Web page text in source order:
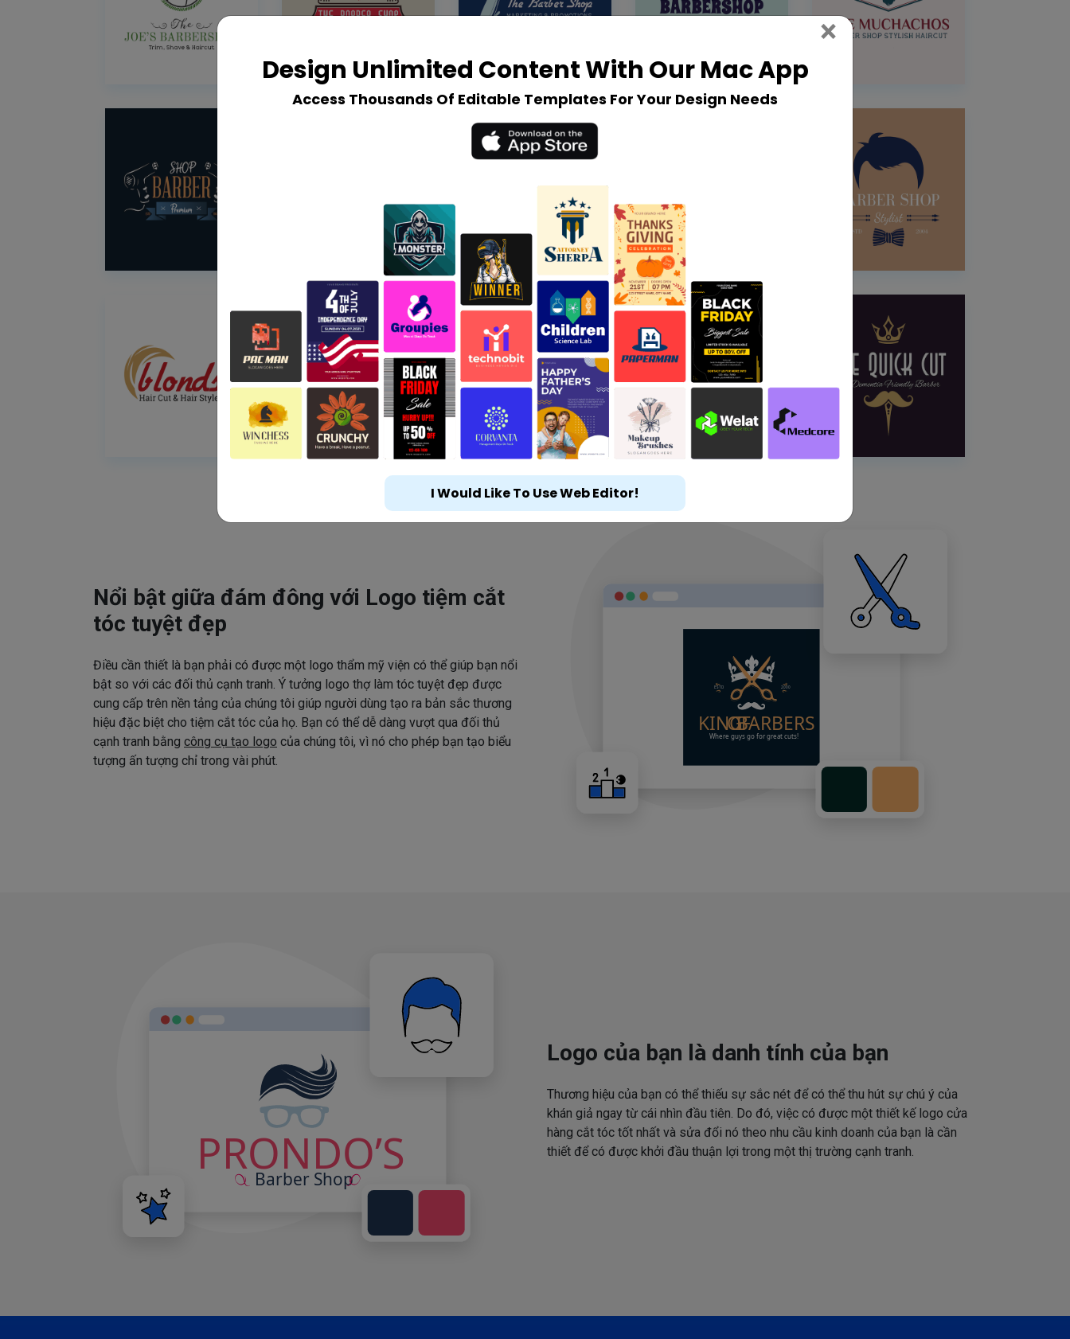
Nổi bật giữa đám đông với Logo tiệm cắt
tóc tuyệt đẹp
Điều cần thiết là bạn phải có được một logo thẩm mỹ viện có thể giúp bạn nổi
bật so với các đối thủ cạnh tranh. Ý tưởng logo thợ làm tóc tuyệt đẹp được
cung cấp trên nền tảng của chúng tôi giúp người dùng tạo ra bản sắc thương
hiệu đặc biệt cho tiệm cắt tóc của họ. Bạn có thể dễ dàng vượt qua đối thủ
cạnh tranh bằng công cụ tạo logo của chúng tôi, vì nó cho phép bạn tạo biểu
tượng ấn tượng chỉ trong vài phút.
Logo của bạn là danh tính của bạn
Thương hiệu của bạn có thể thiếu sự sắc nét để có thể thu hút sự chú ý của
khán giả ngay từ cái nhìn đầu tiên. Do đó, việc có được một thiết kế logo cửa
hàng cắt tóc tốt nhất và sửa đổi nó theo nhu cầu kinh doanh của bạn là cần
thiết để có được khởi đầu thuận lợi trong một thị trường cạnh tranh.
Design Unlimited Content With Our Mac App
Access Thousands Of Editable Templates For Your Design Needs
× Close
I Would Like To Use Web Editor!